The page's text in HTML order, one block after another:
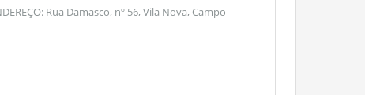
Rua Damasco, nº 56, Vila Nova, Campo